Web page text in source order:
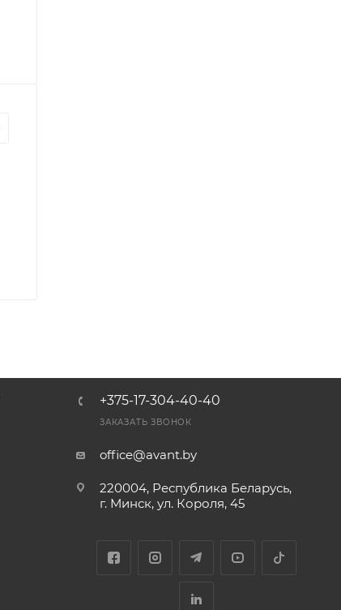
+375-17-304-40-40
ЗАКАЗАТЬ ЗВОНОК
office@avant.by
220004, Республика Беларусь,
г. Минск, ул. Короля, 45